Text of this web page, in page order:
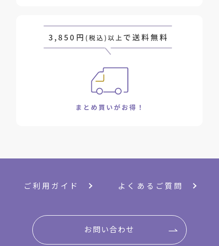
ご利用ガイド よくあるご質問
お問い合わせ